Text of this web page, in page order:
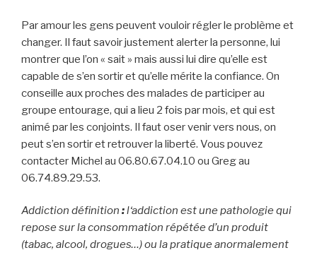
Par amour les gens peuvent vouloir régler le problème et
changer. Il faut savoir justement alerter la personne, lui
montrer que l’on « sait » mais aussi lui dire qu’elle est
capable de s’en sortir et qu’elle mérite la confiance. On
conseille aux proches des malades de participer au
groupe entourage, qui a lieu 2 fois par mois, et qui est
animé par les conjoints. Il faut oser venir vers nous, on
peut s’en sortir et retrouver la liberté. Vous pouvez
contacter Michel au 06.80.67.04.10 ou Greg au
06.74.89.29.53.
Addiction définition :l‘addiction est une pathologie qui
repose sur la consommation répétée d’un produit
(tabac, alcool, drogues…) ou la pratique anormalement